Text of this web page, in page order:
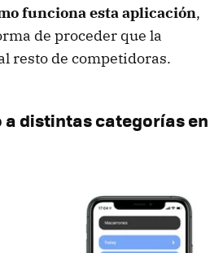
funciona esta aplicación,
de proceder que la
resto de competidoras.
distintas categorías en